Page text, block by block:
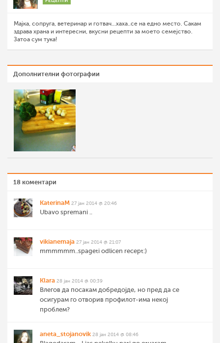
Мајка, сопруга, ветеринар и готвач...хаха..се на едно место. Сакам
здрава храна и интересни, вкусни рецепти за моето семејство.
Затоа сум тука!
Дополнителни фотографии
18 коментари
KaterinaM 27 јан 2014 @ 20:46
Ubavo spremani ..
vikianemaja 27 јан 2014 @ 21:07
mmmmmm..spageti odlicen recept:)
Klara 28 јан 2014 @ 00:39
Влегов да посакам добредојде, но пред да се
осигурам го отворив профилот-има некој
проблем?
aneta_stojanovik 28 јан 2014 @ 08:46